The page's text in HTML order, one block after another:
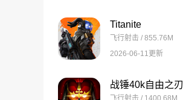
Titanite
飞行射击 / 855.76M
2026-06-11更新
战锤40k自由之刃
飞行射击 / 1400.68M